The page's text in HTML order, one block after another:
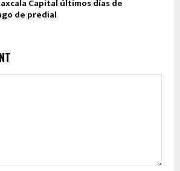
Capital últimos días de
de predial